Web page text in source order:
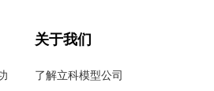
关于我们
了解立科模型公司